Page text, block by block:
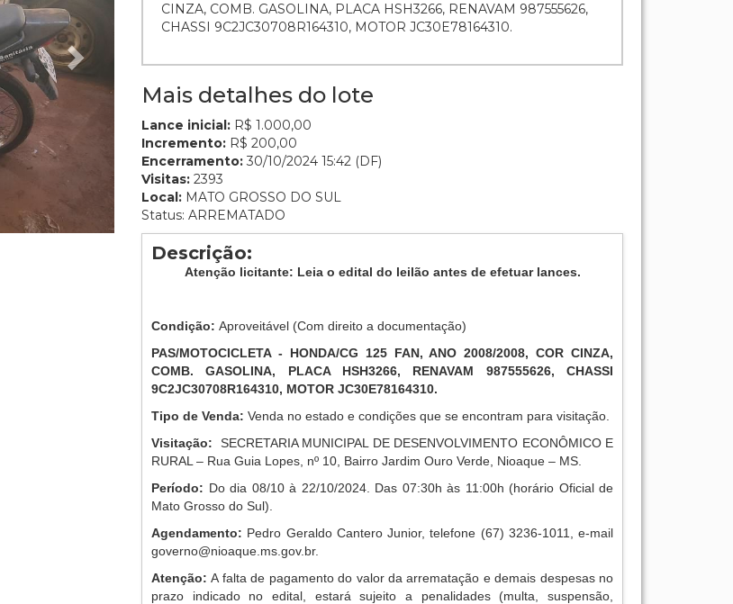
CINZA, COMB. GASOLINA, PLACA HSH3266, RENAVAM 987555626,
CHASSI 9C2JC30708R164310, MOTOR JC30E78164310.
Mais detalhes do lote
Lance inicial: R$ 1.000,00
Incremento: R$ 200,00
Encerramento: 30/10/2024 15:42 (DF)
Visitas: 2393
Local: MATO GROSSO DO SUL
Status: ARREMATADO
Descrição:
Atenção licitante: Leia o edital do leilão antes de efetuar lances.
Condição: Aproveitável (Com direito a documentação)
PAS/MOTOCICLETA - HONDA/CG 125 FAN, ANO 2008/2008, COR CINZA,
COMB. GASOLINA, PLACA HSH3266, RENAVAM 987555626, CHASSI
9C2JC30708R164310, MOTOR JC30E78164310.
Tipo de Venda: Venda no estado e condições que se encontram para visitação.
Visitação: SECRETARIA MUNICIPAL DE DESENVOLVIMENTO ECONÔMICO E
RURAL – Rua Guia Lopes, nº 10, Bairro Jardim Ouro Verde, Nioaque – MS.
Período: Do dia 08/10 à 22/10/2024. Das 07:30h às 11:00h (horário Oficial de
Mato Grosso do Sul).
Agendamento: Pedro Geraldo Cantero Junior, telefone (67) 3236-1011, e-mail
governo@nioaque.ms.gov.br.
Atenção:A falta de pagamento do valor da arrematação e demais despesas no
prazo indicado no edital, estará sujeito a penalidades (multa, suspensão,